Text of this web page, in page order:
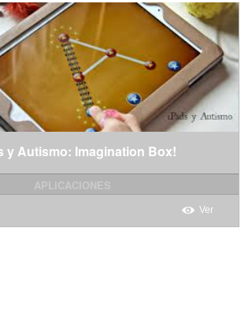
y Autismo: Imagination Box!
Ver